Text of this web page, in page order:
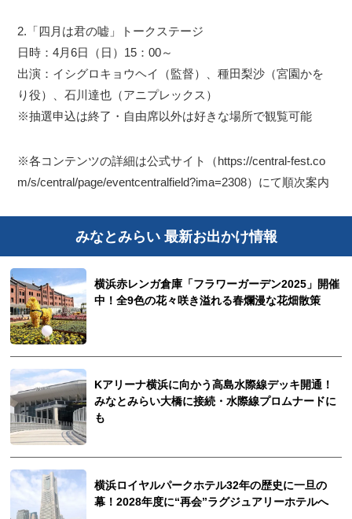
2.「四月は君の嘘」トークステージ
日時：4月6日（日）15：00～
出演：イシグロキョウヘイ（監督）、種田梨沙（宮園かを
り役）、石川達也（アニプレックス）
※抽選申込は終了・自由席以外は好きな場所で観覧可能
※各コンテンツの詳細は公式サイト（https://central-fest.co
m/s/central/page/eventcentralfield?ima=2308）にて順次案内
みなとみらい 最新お出かけ情報
横浜赤レンガ倉庫「フラワーガーデン2025」開催
中！全9色の花々咲き溢れる春爛漫な花畑散策
Kアリーナ横浜に向かう高島水際線デッキ開通！
みなとみらい大橋に接続・水際線プロムナードに
も
横浜ロイヤルパークホテル32年の歴史に一旦の
幕！2028年度に“再会”ラグジュアリーホテルへ